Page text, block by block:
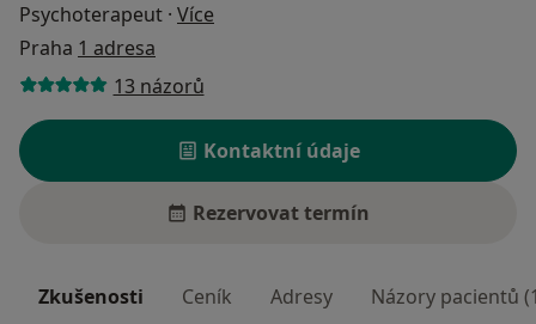
Psychoterapeut · Více
Praha 1 adresa
13 názorů
Kontaktní údaje
Rezervovat termín
Zkušenosti Ceník Adresy Názory pacientů